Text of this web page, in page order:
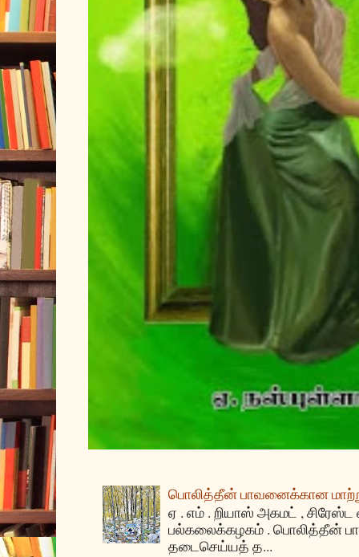
பொலித்தீன் பாவனைக்கான
ஏ . எம் . றியாஸ் அகமட் , சிரேஸ்ட
பல்கலைக்கழகம் . பொலித்தீன்
தடைசெய்யத் த...